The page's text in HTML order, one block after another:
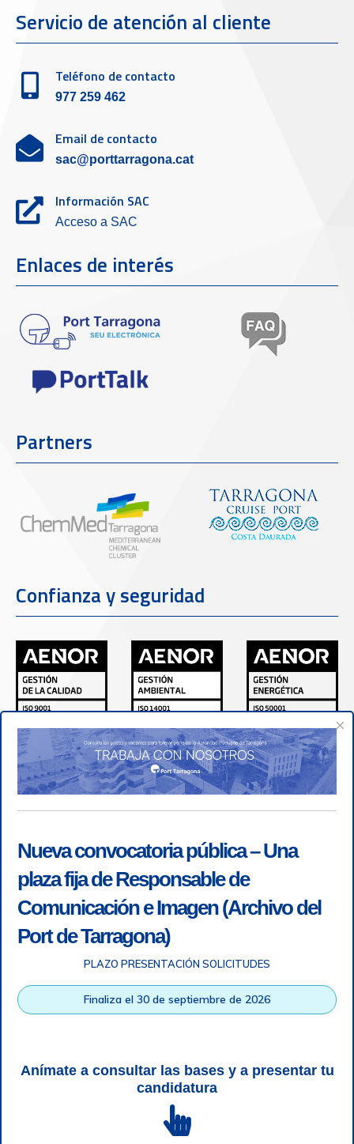
Servicio de atención al cliente
Teléfono de contacto
977 259 462
Email de contacto
sac@porttarragona.cat
Información SAC
Acceso a SAC
Enlaces de interés
Partners
Confianza y seguridad
grabación telefónica
| SGSI |
Login
Autoridad Portuaria de Tarragona © Todos los derechos
×
Nueva convocatoria pública – Una
plaza fija de Responsable de
Comunicación e Imagen (Archivo del
Port de Tarragona)
PLAZO PRESENTACIÓN SOLICITUDES
Finaliza el 30 de septiembre de 2026
Anímate a consultar las bases y a presentar tu
candidatura